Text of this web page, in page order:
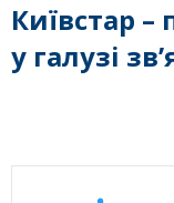
Київстар
у галузі